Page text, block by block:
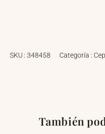
SKU : 348458 Categoría :
También